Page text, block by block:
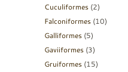
Cuculiformes (2)
Falconiformes (10)
Galliformes (5)
Gaviiformes (3)
Gruiformes (15)